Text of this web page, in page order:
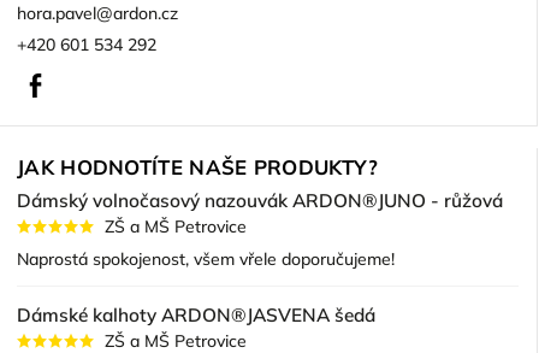
hora.pavel@ardon.cz
+420 601 534 292
JAK HODNOTÍTE NAŠE PRODUKTY?
Dámský volnočasový nazouvák ARDON®JUNO - růžová
ZŠ a MŠ Petrovice
Naprostá spokojenost, všem vřele doporučujeme!
Dámské kalhoty ARDON®JASVENA šedá
ZŠ a MŠ Petrovice